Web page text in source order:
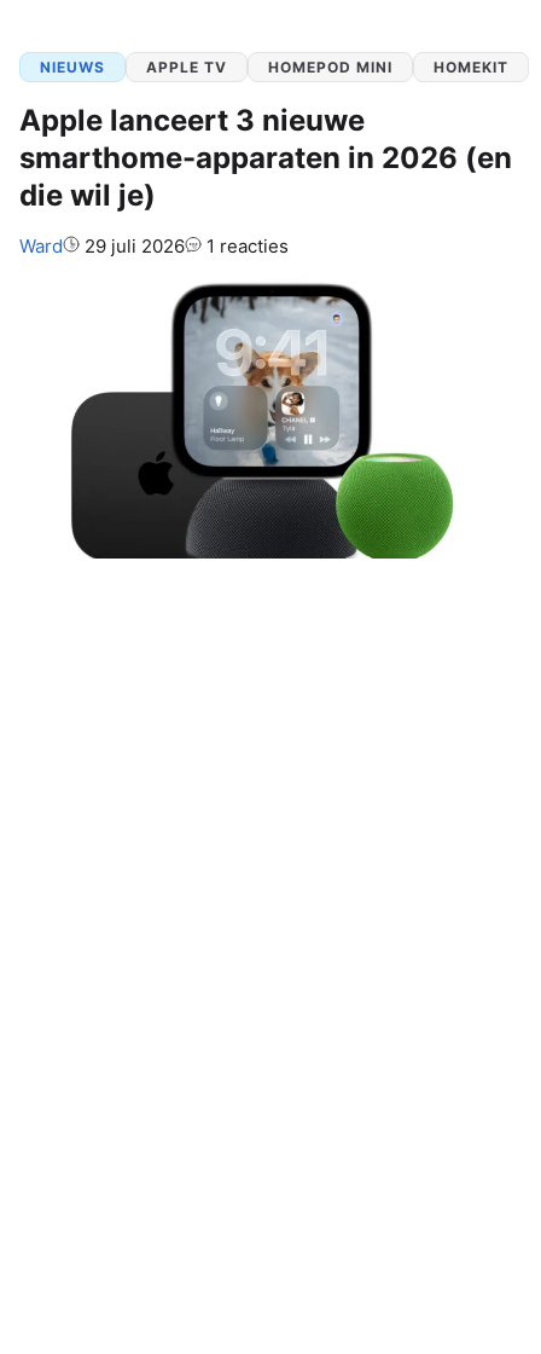
NIEUWS APPLE TV HOMEPOD MINI HOMEKIT
Apple lanceert 3 nieuwe
smarthome-apparaten in 2026 (en
die wil je)
Auteur:
Ward 29 juli 2026 1 reacties